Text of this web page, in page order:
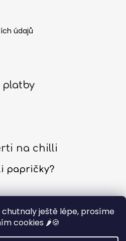
ještě lépe, prosíme
cookies 🌶️🍪
údajů
platby
na chilli
papričky?